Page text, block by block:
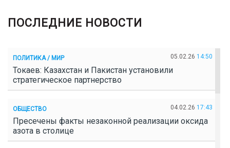
ПОСЛЕДНИЕ НОВОСТИ
ПОЛИТИКА / МИР 05.02.26 14:50
Токаев: Казахстан и Пакистан установили
стратегическое партнерство
ОБЩЕСТВО 04.02.26 17:43
Пресечены факты незаконной реализации оксида
азота в столице